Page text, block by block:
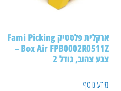
ארקלית פלסטיק Fami Picking
Box Air FPB0002R0511Z –
צבע צהוב, גודל 2
מידע נוסף